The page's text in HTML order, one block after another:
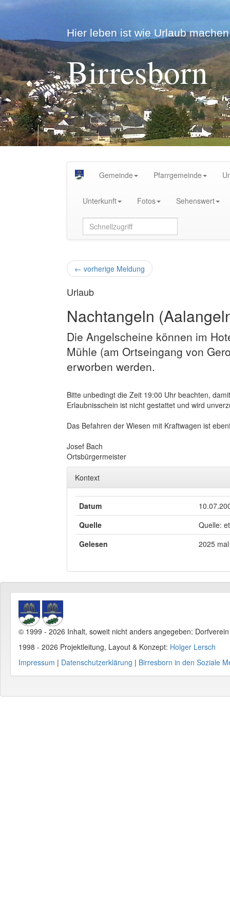
Hier leben ist wie Urlaub
Birresborn
Gemeinde Pfarrgemeinde
Unterkunft Fotos Sehenswert
← vorherige Meldung
Urlaub
Nachtangeln
Die Angelscheine können im
Mühle (am Ortseingang von
erworben werden.
Bitte unbedingt die Zeit 19:00 Uhr beachten,
Erlaubnisschein ist nicht gestattet und wird
Das Befahren der Wiesen mit Kraftwagen ist
Josef Bach
Ortsbürgermeister
Kontext
Datum
Quelle
Quelle:
Gelesen
2025 mal
© 1999 - 2026 Inhalt, soweit nicht anders angegeben:
1998 - 2026 Projektleitung, Layout & Konzept: Holger Lersch
Impressum | Datenschutzerklärung | Birresborn in den Soziale